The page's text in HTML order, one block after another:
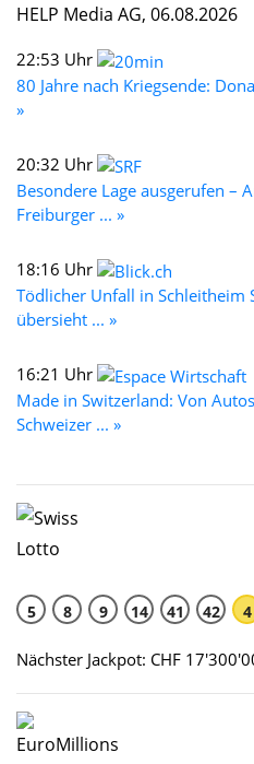
HELP Media AG, 06.08.2026
22:53 Uhr
80 Jahre nach Kriegsende:
»
20:32 Uhr
Besondere Lage ausgerufen –
Freiburger ... »
18:16 Uhr
Tödlicher Unfall in Schleitheim
übersieht ... »
16:21 Uhr
Made in Switzerland: Von
Schweizer ... »
5 8 9 14 41 42 4
Nächster Jackpot: CHF